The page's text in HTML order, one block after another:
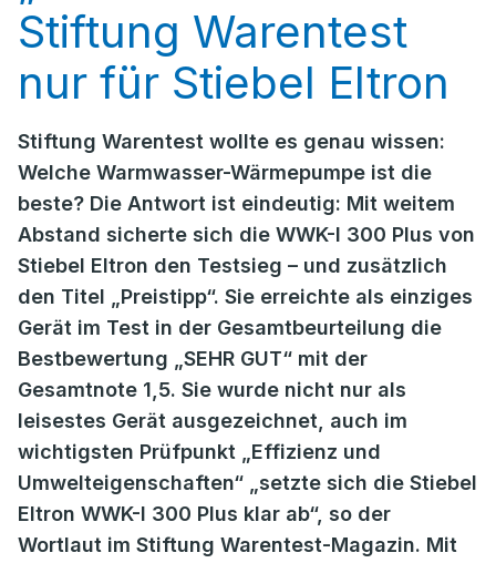
Stiftung Warentest
nur für Stiebel Eltron
Stiftung Warentest wollte es genau wissen:
Welche Warmwasser-Wärmepumpe ist die
beste? Die Antwort ist eindeutig: Mit weitem
Abstand sicherte sich die WWK-I 300 Plus von
Stiebel Eltron den Testsieg – und zusätzlich
den Titel „Preistipp“. Sie erreichte als einziges
Gerät im Test in der Gesamtbeurteilung die
Bestbewertung „SEHR GUT“ mit der
Gesamtnote 1,5. Sie wurde nicht nur als
leisestes Gerät ausgezeichnet, auch im
wichtigsten Prüfpunkt „Effizienz und
Umwelteigenschaften“ „setzte sich die Stiebel
Eltron WWK-I 300 Plus klar ab“, so der
Wortlaut im Stiftung Warentest-Magazin. Mit